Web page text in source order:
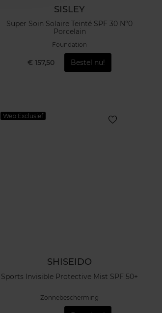
SISLEY
Super Soin Solaire Teinté SPF 30 N°0
Porcelain
Foundation
€ 157,50 Bestel nu!
Web Exclusief
SHISEIDO
Sports Invisible Protective Mist SPF 50+
Zonnebescherming